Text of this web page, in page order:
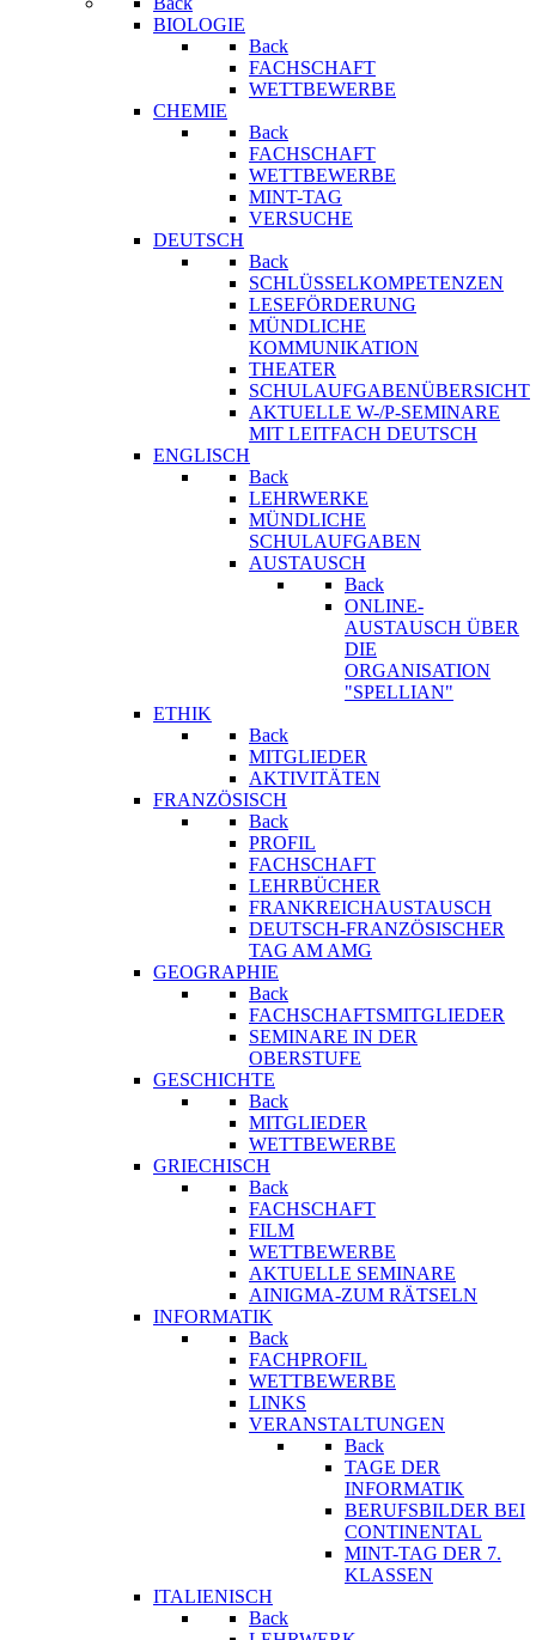
BIOLOGIE
Back
FACHSCHAFT
WETTBEWERBE
CHEMIE
Back
FACHSCHAFT
WETTBEWERBE
MINT-TAG
VERSUCHE
DEUTSCH
Back
SCHLÜSSELKOMPETENZEN
LESEFÖRDERUNG
MÜNDLICHE
KOMMUNIKATION
THEATER
SCHULAUFGABENÜBERSICHT
AKTUELLE W-/P-SEMINARE
MIT LEITFACH DEUTSCH
ENGLISCH
Back
LEHRWERKE
MÜNDLICHE
SCHULAUFGABEN
AUSTAUSCH
Back
ONLINE-
AUSTAUSCH ÜBER
DIE
ORGANISATION
"SPELLIAN"
ETHIK
Back
MITGLIEDER
AKTIVITÄTEN
FRANZÖSISCH
Back
PROFIL
FACHSCHAFT
LEHRBÜCHER
FRANKREICHAUSTAUSCH
DEUTSCH-FRANZÖSISCHER
TAG AM AMG
GEOGRAPHIE
Back
FACHSCHAFTSMITGLIEDER
SEMINARE IN DER
OBERSTUFE
GESCHICHTE
Back
MITGLIEDER
WETTBEWERBE
GRIECHISCH
Back
FACHSCHAFT
FILM
WETTBEWERBE
AKTUELLE SEMINARE
AINIGMA-ZUM RÄTSELN
INFORMATIK
Back
FACHPROFIL
WETTBEWERBE
LINKS
VERANSTALTUNGEN
Back
TAGE DER
INFORMATIK
BERUFSBILDER BEI
CONTINENTAL
MINT-TAG DER 7.
KLASSEN
ITALIENISCH
Back